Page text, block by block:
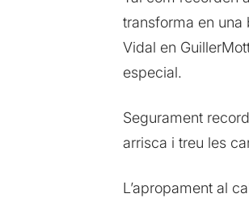
transforma en una
Vidal en
especial.
Segurament
arrisca i treu les
L’apropament al